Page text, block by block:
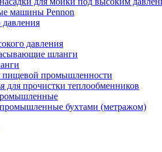
машины Pennon
давления
шланги
промышленности
для прочистки теплообменников
бухтами (метражом)